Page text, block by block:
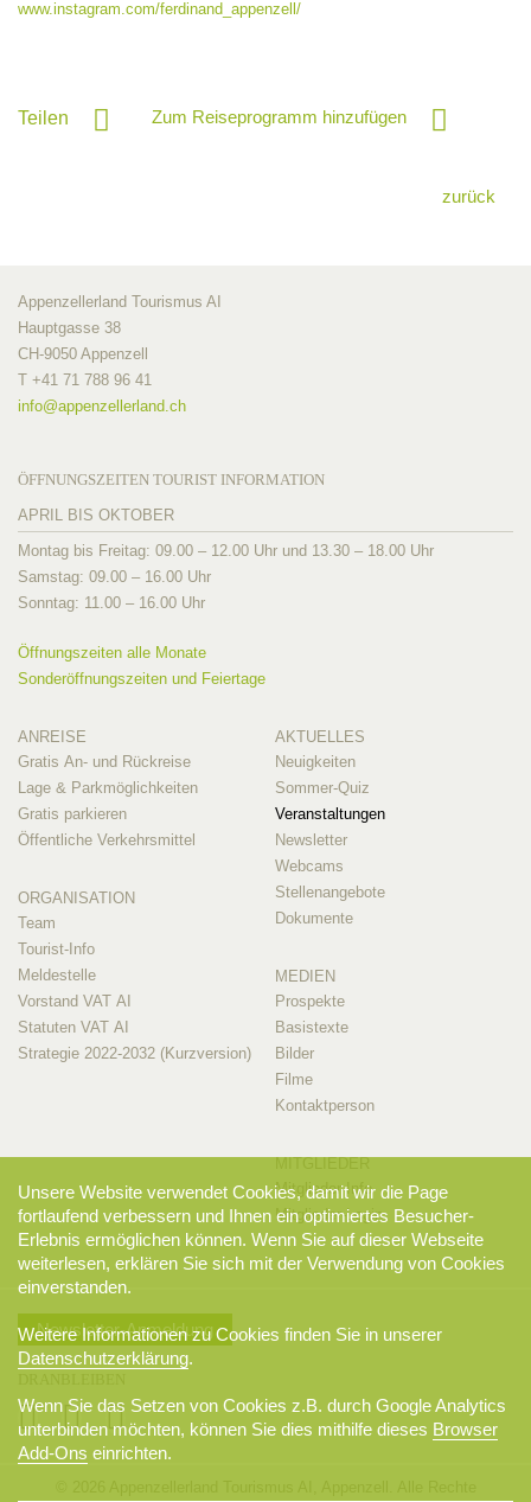
www.instagram.com/ferdinand_appenzell/
Teilen Zum Reiseprogramm hinzufügen
zurück
Appenzellerland Tourismus AI
Hauptgasse 38
CH-9050 Appenzell
T +41 71 788 96 41
info@appenzellerland.ch
ÖFFNUNGSZEITEN TOURIST INFORMATION
APRIL BIS OKTOBER
Montag bis Freitag: 09.00 – 12.00 Uhr und 13.30 – 18.00 Uhr
Samstag: 09.00 – 16.00 Uhr
Sonntag: 11.00 – 16.00 Uhr
Öffnungszeiten alle Monate
Sonderöffnungszeiten und Feiertage
ANREISE
Gratis An- und Rückreise
Lage & Parkmöglichkeiten
Gratis parkieren
Öffentliche Verkehrsmittel
ORGANISATION
Team
Tourist-Info
Meldestelle
Vorstand VAT AI
Statuten VAT AI
Strategie 2022-2032 (Kurzversion)
AKTUELLES
Neuigkeiten
Sommer-Quiz
Veranstaltungen
Newsletter
Webcams
Stellenangebote
Dokumente
MEDIEN
Prospekte
Basistexte
Bilder
Filme
Kontaktperson
Mitglieder-Info
Mitglieder-Login
Newsletter-Anmeldung
Unsere Website verwendet Cookies, damit wir die Page
fortlaufend verbessern und Ihnen ein optimiertes Besucher-
Erlebnis ermöglichen können. Wenn Sie auf dieser Webseite
weiterlesen, erklären Sie sich mit der Verwendung von Cookies
einverstanden.
Weitere Informationen zu Cookies finden Sie in unserer
Datenschutzerklärung.
Wenn Sie das Setzen von Cookies z.B. durch Google Analytics
unterbinden möchten, können Sie dies mithilfe dieses Browser
Add-Ons einrichten.